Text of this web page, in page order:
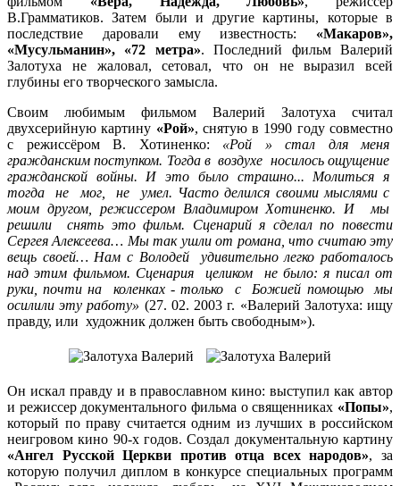
В.Грамматиков. Затем были и другие картины, которые в
последствие даровали ему известность: «Макаров»,
«Мусульманин», «72 метра». Последний фильм Валерий
Залотуха не жаловал, сетовал, что он не выразил всей
глубины его творческого замысла.
Своим любимым фильмом Валерий Залотуха считал
двухсерийную картину «Рой», снятую в 1990 году совместно
с режиссёром В. Хотиненко: «Рой » стал для меня
гражданским поступком. Тогда в воздухе носилось ощущение
гражданской войны. И это было страшно... Молиться я
тогда не мог, не умел. Часто делился своими мыслями с
моим другом, режиссером Владимиром Хотиненко. И мы
решили снять это фильм. Сценарий я сделал по повести
Сергея Алексеева… Мы так ушли от романа, что считаю эту
вещь своей… Нам с Володей удивительно легко работалось
над этим фильмом. Сценария целиком не было: я писал от
руки, почти на коленках - только с Божией помощью мы
осилили эту работу» (27. 02. 2003 г. «Валерий Залотуха: ищу
правду, или художник должен быть свободным»).
Он искал правду и в православном кино: выступил как автор
и режиссер документального фильма о священниках «Попы»,
который по праву считается одним из лучших в российском
неигровом кино 90-х годов. Создал документальную картину
«Ангел Русской Церкви против отца всех народов», за
которую получил диплом в конкурсе специальных программ